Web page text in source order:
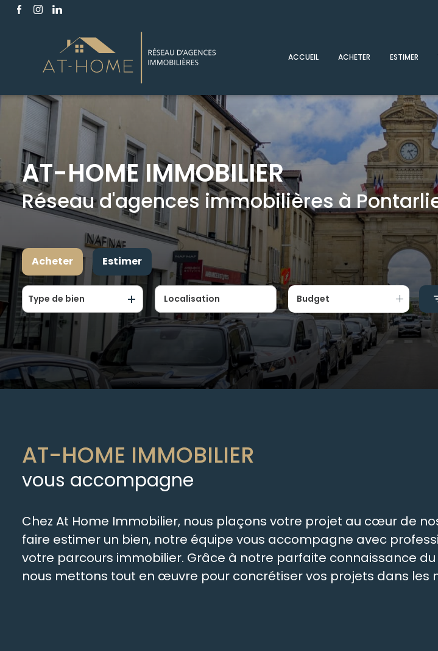
ACCUEIL ACHETER ESTIMER
AT-HOME IMMOBILIER
Réseau d'agences immobilières à
Acheter
De l'ancien
De l'immo pro
Estimer
Type de bien Budget
AT-HOME IMMOBILIER
vous accompagne
Chez At Home Immobilier, nous plaçons votre projet au cœur de
faire estimer un bien, notre équipe vous accompagne avec
votre parcours immobilier. Grâce à notre parfaite connaissance
nous mettons tout en œuvre pour concrétiser vos projets dans les